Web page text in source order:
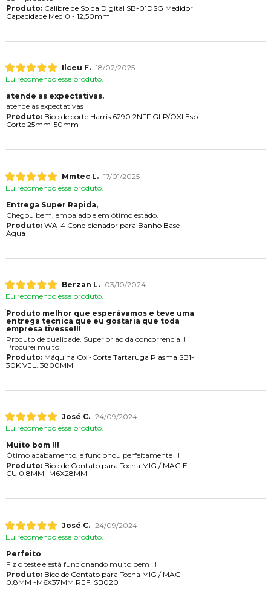
Produto:Calibre de Solda Digital SB-01DSG Medidor
Capacidade Med 0 - 12,50mm
Ilceu F. 18/02/2025
Eu recomendo esse produto.
atende as expectativas.
atende as expectativas
Produto:Bico de corte Harris 6290 2NFF GLP/OXI Esp
Corte 25mm-50mm
Mmtec L. 17/01/2025
Eu recomendo esse produto.
Entrega Super Rapida,
Chegou bem, embalado e em ótimo estado.
Produto:WA-4 Condicionador para Banho Base
Água
Berzan L.
03/10/2024
Eu recomendo esse produto.
Produto melhor que esperávamos e teve uma
entrega tecnica que eu gostaria que toda
empresa tivesse!!!
Produto de qualidade. Superior ao da concorrencia!!!
Procurei muito!
Produto:Máquina Oxi-Corte Tartaruga Plasma SB1-
30K VEL. 3800MM
José C. 24/09/2024
Eu recomendo esse produto.
Muito bom !!!
Ótimo acabamento, e funcionou perfeitamente !!!
Produto:Bico de Contato para Tocha MIG / MAG E-
CU 0.8MM -M6X28MM
José C. 24/09/2024
Eu recomendo esse produto.
Perfeito
Fiz o teste e está funcionando muito bem !!!
Produto:Bico de Contato para Tocha MIG / MAG
0.8MM -M6X37MM REF. SB020